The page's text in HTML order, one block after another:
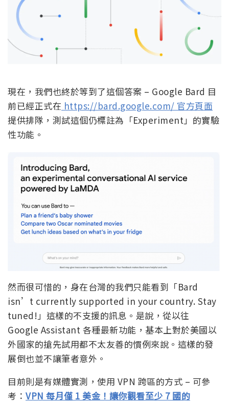
現在，我們也終於等到了這個答案 – Google Bard 目
前已經正式在 https://bard.google.com/ 官方頁面
提供排隊，測試這個仍標註為「Experiment」的實驗
性功能。
然而很可惜的，身在台灣的我們只能看到「Bard
isn’t currently supported in your country. Stay
tuned!」這樣的不支援的訊息。是說，從以往
Google Assistant 各種最新功能，基本上對於美國以
外國家的搶先試用都不太友善的慣例來說。這樣的發
展倒也並不讓筆者意外。
目前則是有媒體實測，使用 VPN 跨區的方式 – 可參
考： VPN 每月僅 1 美金！讓你觀看至少 7 國的